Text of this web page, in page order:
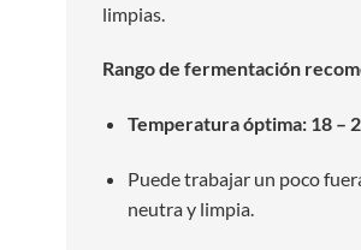
limpias.
Rango de fermentación
Temperatura óptima: 18 –
Puede trabajar un poco
neutra y limpia.